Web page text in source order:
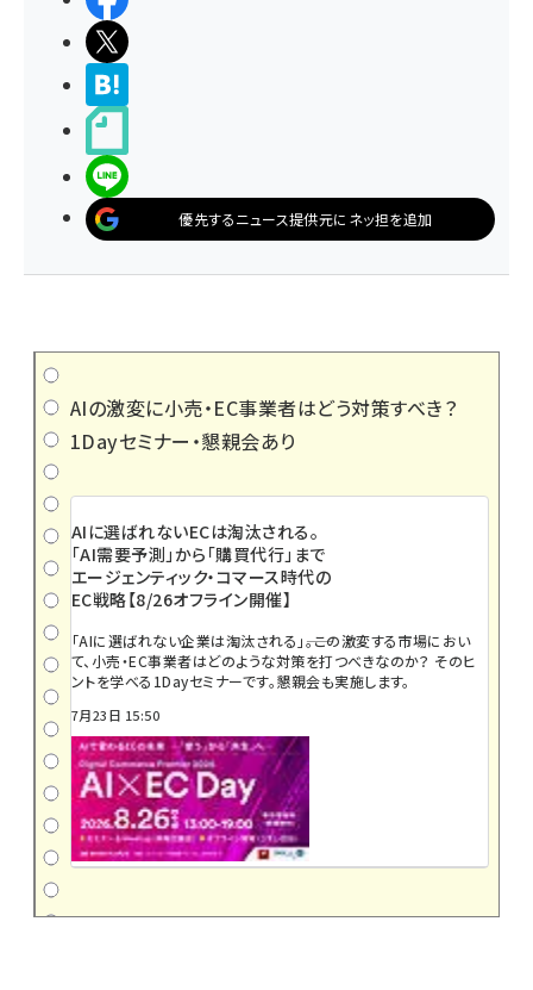
優先するニュース提供元にネッ担を追加
AIの激変に小売・EC事業者はどう対策すべき？
1Dayセミナー・懇親会あり
AIに選ばれないECは淘汰される。
「AI需要予測」から「購買代行」まで
エージェンティック・コマース時代の
EC戦略【8/26オフライン開催】
「AIに選ばれない企業は淘汰される」――。この激変する市場におい
て、小売・EC事業者はどのような対策を打つべきなのか？ そのヒ
ントを学べる1Dayセミナーです。懇親会も実施します。
7月23日 15:50